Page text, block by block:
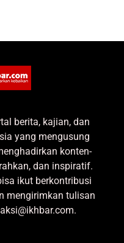
berita, kajian, dan
yang mengusung
konten-
dan inspiratif.
ikut berkontribusi
mengirimkan tulisan